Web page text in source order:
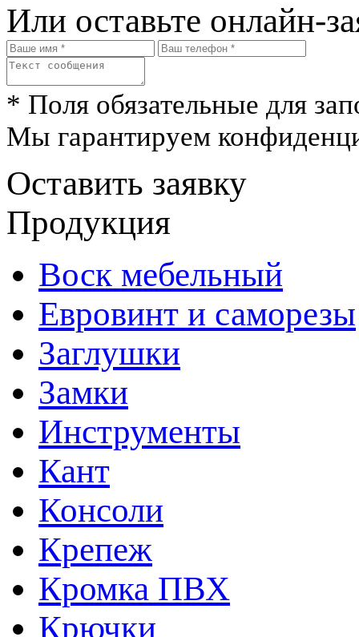
Или оставьте онлайн-
* Поля обязательные для
Мы гарантируем
Оставить заявку
Продукция
Воск мебельный
Евровинт и саморезы
Заглушки
Замки
Инструменты
Кант
Консоли
Крепеж
Кромка ПВХ
Крючки